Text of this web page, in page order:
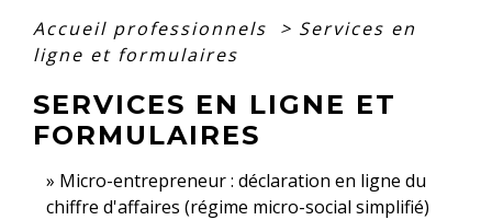
Accueil professionnels > Services en
ligne et formulaires
SERVICES EN LIGNE ET
FORMULAIRES
Micro-entrepreneur : déclaration en ligne du
chiffre d'affaires (régime micro-social simplifié)